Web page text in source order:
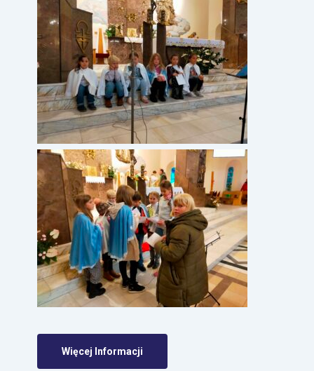
Więcej Informacji